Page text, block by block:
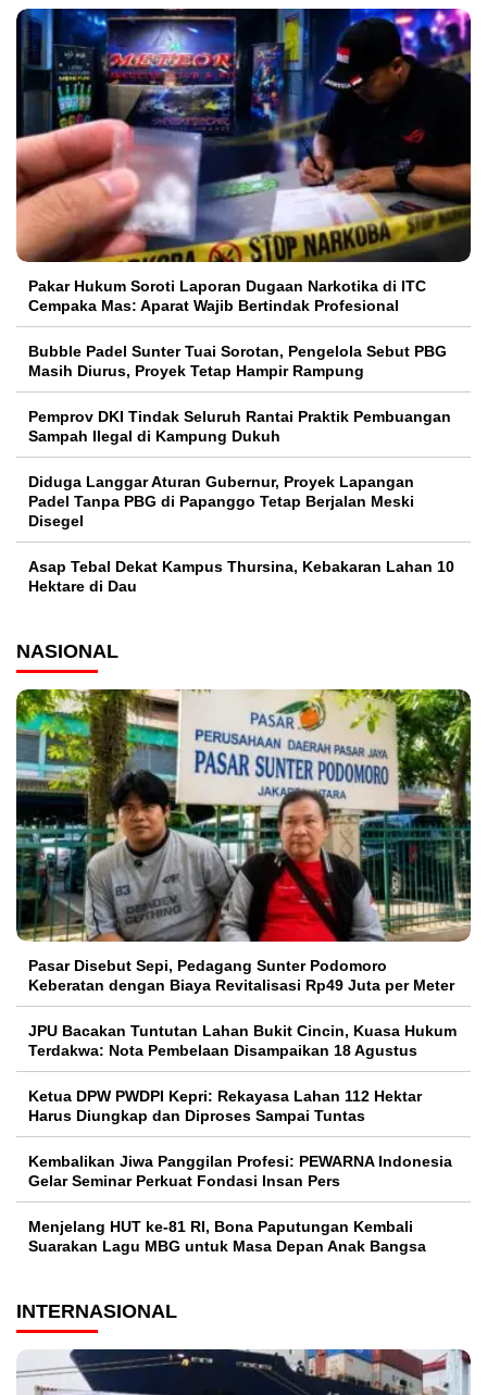
Pakar Hukum Soroti Laporan Dugaan Narkotika di ITC
Cempaka Mas: Aparat Wajib Bertindak Profesional
Bubble Padel Sunter Tuai Sorotan, Pengelola Sebut PBG
Masih Diurus, Proyek Tetap Hampir Rampung
Pemprov DKI Tindak Seluruh Rantai Praktik Pembuangan
Sampah Ilegal di Kampung Dukuh
Diduga Langgar Aturan Gubernur, Proyek Lapangan
Padel Tanpa PBG di Papanggo Tetap Berjalan Meski
Disegel
Asap Tebal Dekat Kampus Thursina, Kebakaran Lahan 10
Hektare di Dau
NASIONAL
Pasar Disebut Sepi, Pedagang Sunter Podomoro
Keberatan dengan Biaya Revitalisasi Rp49 Juta per Meter
JPU Bacakan Tuntutan Lahan Bukit Cincin, Kuasa Hukum
Terdakwa: Nota Pembelaan Disampaikan 18 Agustus
Ketua DPW PWDPI Kepri: Rekayasa Lahan 112 Hektar
Harus Diungkap dan Diproses Sampai Tuntas
Kembalikan Jiwa Panggilan Profesi: PEWARNA Indonesia
Gelar Seminar Perkuat Fondasi Insan Pers
Menjelang HUT ke-81 RI, Bona Paputungan Kembali
Suarakan Lagu MBG untuk Masa Depan Anak Bangsa
INTERNASIONAL